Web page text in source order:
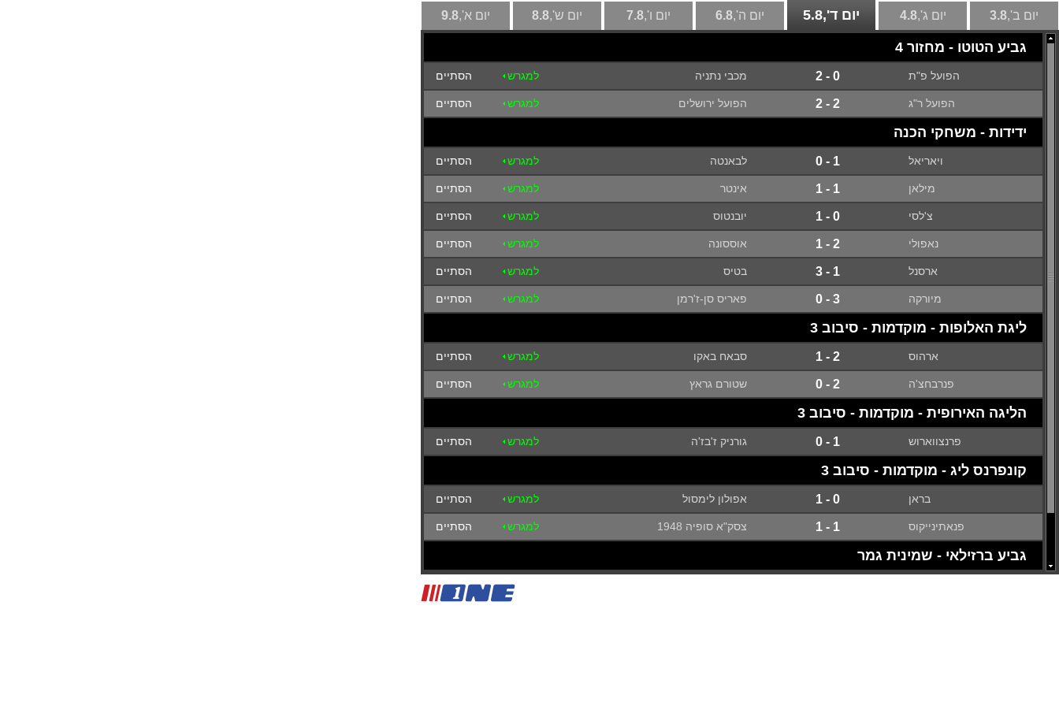
יום ב',3.8 יום ג',4.8 יום ד',5.8 יום ה',6.8 יום ו',7.8 יום ש',8.8 יום א',9.8
גביע הטוטו - מחזור 4
הפועל פ"ת 0 - 2 מכבי נתניה למגרש הסתיים
הפועל ר"ג 2 - 2 הפועל ירושלים למגרש הסתיים
ידידות - משחקי הכנה
ויאריאל 1 - 0 לבאנטה למגרש הסתיים
מילאן 1 - 1 אינטר למגרש הסתיים
צ'לסי 0 - 1 יובנטוס למגרש הסתיים
נאפולי 2 - 1 אוססונה למגרש הסתיים
ארסנל 1 - 3 בטיס למגרש הסתיים
מיורקה 3 - 0 פאריס סן-ז'רמן למגרש הסתיים
ליגת האלופות - מוקדמות - סיבוב 3
ארהוס 2 - 1 סבאח באקו למגרש הסתיים
פנרבחצ'ה 2 - 0 שטורם גראץ למגרש הסתיים
הליגה האירופית - מוקדמות - סיבוב 3
פרנצווארוש 1 - 0 גורניק ז'בז'ה למגרש הסתיים
קונפרנס ליג - מוקדמות - סיבוב 3
בראן 0 - 1 אפולון לימסול למגרש הסתיים
פנאתינייקוס 1 - 1 צסק"א סופיה 1948 למגרש הסתיים
גביע ברזילאי - שמינית גמר
למגרש הסתיים